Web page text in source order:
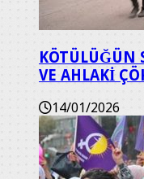
KÖTÜLÜĞÜN
VE AHLAKİ
14/01/2026